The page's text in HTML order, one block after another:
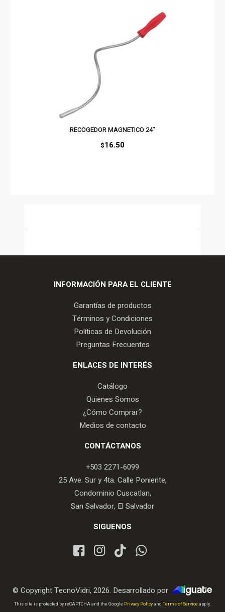
RECOGEDOR MAGNETICO 24″
$16.50
INFORMACIÓN PARA EL CLIENTE
Garantías de productos
Términos y Condiciones
Políticas de Devolución
Preguntas Frecuentes
ENLACES DE INTERÉS
Catálogo
Quienes Somos
¿Cómo Comprar?
Medios de contacto
CONTÁCTANOS
+503 2271-6099
25 Ave. Sur y 4ta. Calle Poniente,
Condominio Cuscatlan,
San Salvador, El Salvador
SIGUENOS
© Copyright TecnoVidri, 2026. Desarrollado por iGuate.com
This site is protected by reCAPTCHA and the Google Privacy Policyand Terms of Service apply.